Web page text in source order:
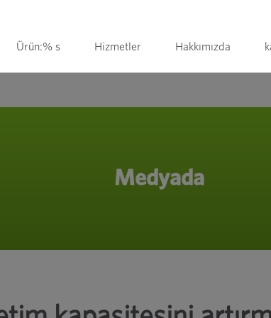
Ürün:% s Hizmetler Hakkımızda
Medyada